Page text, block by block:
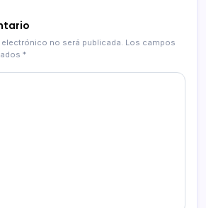
no será publicada. Los campos
*